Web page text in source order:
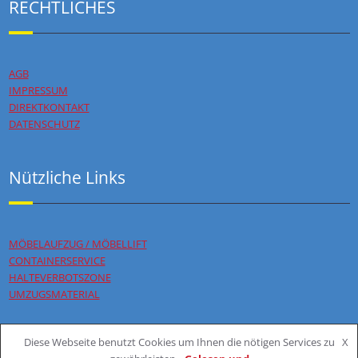
RECHTLICHES
AGB
IMPRESSUM
DIREKTKONTAKT
DATENSCHUTZ
Nützliche Links
MÖBELAUFZUG / MÖBELLIFT
CONTAINERSERVICE
HALTEVERBOTSZONE
UMZUGSMATERIAL
Diese Webseite benutzt Cookies um Ihnen die nötigen Services zu X